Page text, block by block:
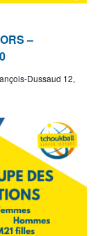
–
Dussaud 12,